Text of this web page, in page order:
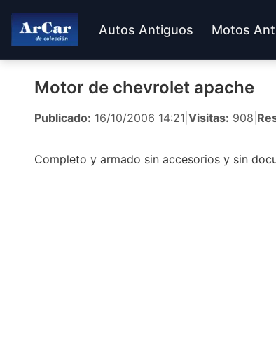
Autos Antiguos Motos
Motor de chevrolet apache
Publicado: 16/10/2006 14:21 Visitas: 908
Completo y armado sin accesorios y sin